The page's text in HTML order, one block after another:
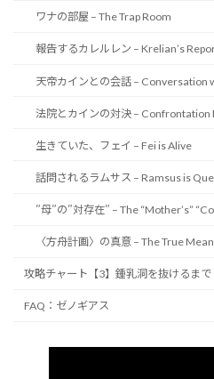
ワナの部屋 – The Trap Room
報告するカレルレン – Krelian’s
天帝カインとの会話 – Conversation
法院とカインの対決 –
生きていた、フェイ – Fei is Alive
話問されるラムサス – Ramsus is
″母″の″対存在″ – The “Mother’s”
〈方舟計画〉の真意 – The True
攻略チャート【3】鍾乳洞を抜けるまで
FAQ：ゼノギアス